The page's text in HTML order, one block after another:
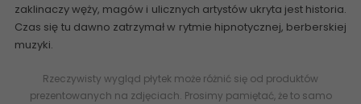
zaklinaczy węży, magów i ulicznych artystów ukryta jest historia.
Czas się tu dawno zatrzymał w rytmie hipnotycznej, berberskiej
muzyki.
Rzeczywisty wygląd płytek może różnić się od produktów
prezentowanych na zdjęciach. Prosimy pamiętać, że to samo